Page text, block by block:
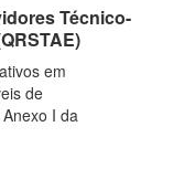
Técnico-
em
de
Anexo I da